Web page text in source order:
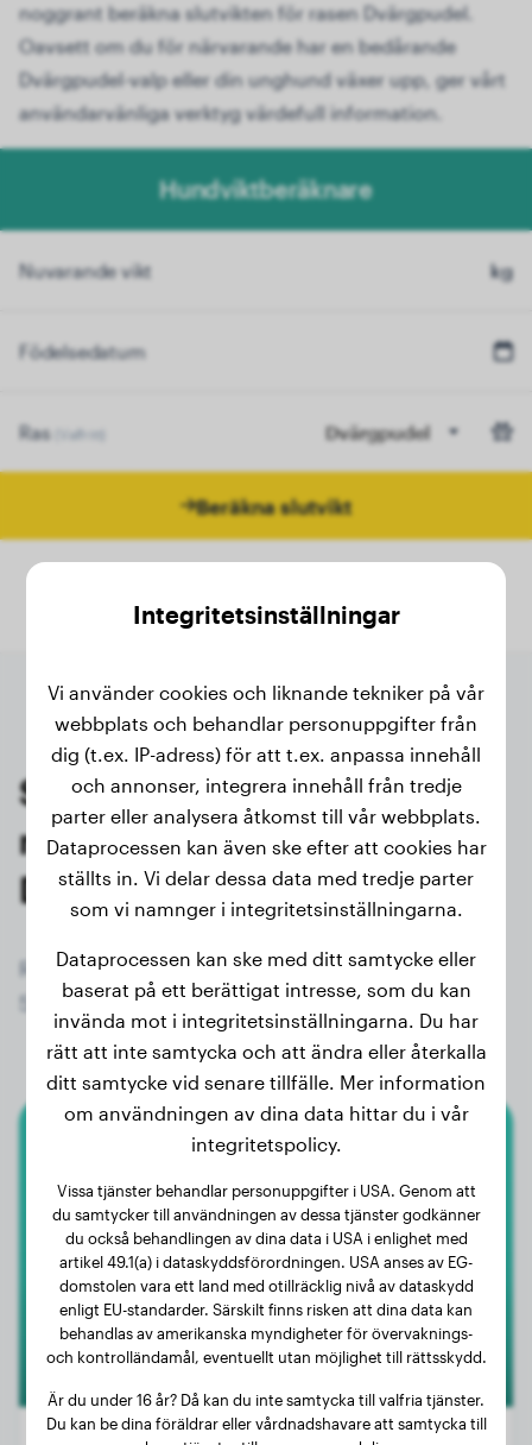
noggrant beräkna slutvikten för rasen Dvärgpudel.
Oavsett om du för närvarande har en bedårande
Dvärgpudel-valp eller din unghund växer upp, ger vårt
användarvänliga verktyg värdefull information.
Hundviktberäknare
Nuvarande vikt kg
Födelsedatum
Ras (Valfritt) Dvärgpudel
Beräkna slutvikt
Senaste vägningarna av
registrerade ägare av
Dvärgpudel
Registrera dig nu gratis och få tillgång till alla
542 registrerade hundar av rasen Dvärgpudel!
Dvärgpudel
Skywalker
Integritetsinställningar
Vi använder cookies och liknande tekniker på vår
webbplats och behandlar personuppgifter från
dig (t.ex. IP-adress) för att t.ex. anpassa innehåll
och annonser, integrera innehåll från tredje
parter eller analysera åtkomst till vår webbplats.
Dataprocessen kan även ske efter att cookies har
ställts in. Vi delar dessa data med tredje parter
som vi namnger i integritetsinställningarna.
Dataprocessen kan ske med ditt samtycke eller
baserat på ett berättigat intresse, som du kan
invända mot i integritetsinställningarna. Du har
rätt att inte samtycka och att ändra eller återkalla
ditt samtycke vid senare tillfälle. Mer information
om användningen av dina data hittar du i vår
integritetspolicy.
Vissa tjänster behandlar personuppgifter i USA. Genom att
du samtycker till användningen av dessa tjänster godkänner
du också behandlingen av dina data i USA i enlighet med
artikel 49.1(a) i dataskyddsförordningen. USA anses av EG-
domstolen vara ett land med otillräcklig nivå av dataskydd
enligt EU-standarder. Särskilt finns risken att dina data kan
behandlas av amerikanska myndigheter för övervaknings-
och kontrolländamål, eventuellt utan möjlighet till rättsskydd.
Är du under 16 år? Då kan du inte samtycka till valfria tjänster.
Du kan be dina föräldrar eller vårdnadshavare att samtycka till